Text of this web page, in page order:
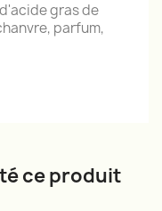
gras de
parfum,
ce produit